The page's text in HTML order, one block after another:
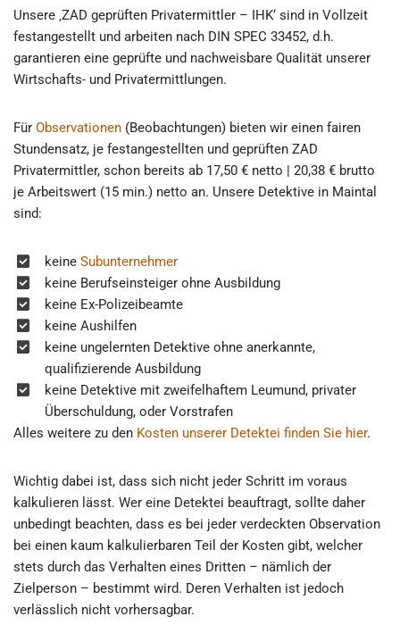
Unsere ‚ZAD geprüften Privatermittler – IHK‘ sind in Vollzeit
festangestellt und arbeiten nach DIN SPEC 33452, d.h.
garantieren eine geprüfte und nachweisbare Qualität unserer
Wirtschafts- und Privatermittlungen.
Für Observationen (Beobachtungen) bieten wir einen fairen
Stundensatz, je festangestellten und geprüften ZAD
Privatermittler, schon bereits ab 17,50 € netto | 20,38 € brutto
je Arbeitswert (15 min.) netto an. Unsere Detektive in Maintal
sind:
keine Subunternehmer
keine Berufseinsteiger ohne Ausbildung
keine Ex-Polizeibeamte
keine Aushilfen
keine ungelernten Detektive ohne anerkannte,
qualifizierende Ausbildung
keine Detektive mit zweifelhaftem Leumund, privater
Überschuldung, oder Vorstrafen
Alles weitere zu den Kosten unserer Detektei finden Sie hier.
Wichtig dabei ist, dass sich nicht jeder Schritt im voraus
kalkulieren lässt. Wer eine Detektei beauftragt, sollte daher
unbedingt beachten, dass es bei jeder verdeckten Observation
bei einen kaum kalkulierbaren Teil der Kosten gibt, welcher
stets durch das Verhalten eines Dritten – nämlich der
Zielperson – bestimmt wird. Deren Verhalten ist jedoch
verlässlich nicht vorhersagbar.